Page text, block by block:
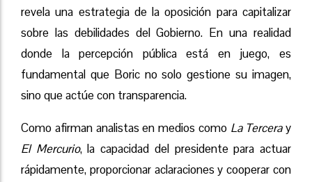
revela una estrategia de la oposición para capitalizar
sobre las debilidades del Gobierno. En una realidad
donde la percepción pública está en juego, es
fundamental que Boric no solo gestione su imagen,
sino que actúe con transparencia.
Como afirman analistas en medios como La Terceray
El Mercurio, la capacidad del presidente para actuar
rápidamente, proporcionar aclaraciones y cooperar con